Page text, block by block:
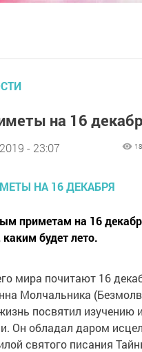
на 16
- 23:07
приметам на 16
будет лето.
мира почитают 16
Молчальника
посвятил изучению и
Он обладал даром
святого писания